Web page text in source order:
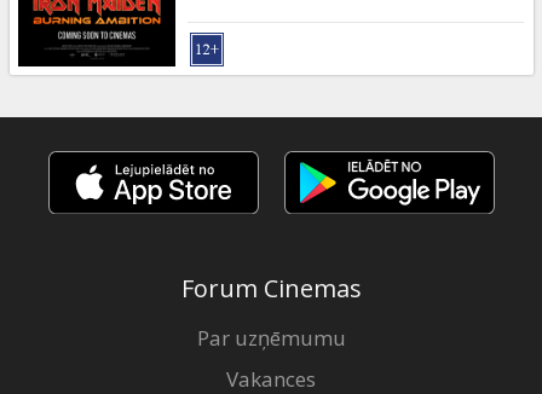
Uzkodas
B2B
Kino
Klubs
Forum Cinemas
Par uzņēmumu
Vakances